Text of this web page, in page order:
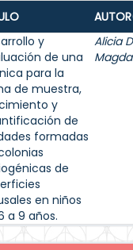
y
de una
para la
de muestra,
y
de
formadas
de
en niños
a 9 años.
Alicia